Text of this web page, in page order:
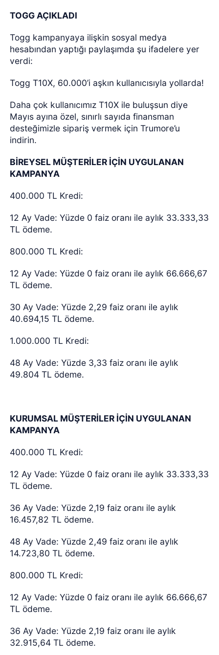
TOGG AÇIKLADI
Togg kampanyaya ilişkin sosyal medya
hesabından yaptığı paylaşımda şu ifadelere yer
verdi:
Togg T10X, 60.000’i aşkın kullanıcısıyla yollarda!
Daha çok kullanıcımız T10X ile buluşsun diye
Mayıs ayına özel, sınırlı sayıda finansman
desteğimizle sipariş vermek için Trumore’u
indirin.
BİREYSEL MÜŞTERİLER İÇİN UYGULANAN
KAMPANYA
400.000 TL Kredi:
12 Ay Vade: Yüzde 0 faiz oranı ile aylık 33.333,33
TL ödeme.
800.000 TL Kredi:
12 Ay Vade: Yüzde 0 faiz oranı ile aylık 66.666,67
TL ödeme.
30 Ay Vade: Yüzde 2,29 faiz oranı ile aylık
40.694,15 TL ödeme.
1.000.000 TL Kredi:
48 Ay Vade: Yüzde 3,33 faiz oranı ile aylık
49.804 TL ödeme.
KURUMSAL MÜŞTERİLER İÇİN UYGULANAN
KAMPANYA
400.000 TL Kredi:
12 Ay Vade: Yüzde 0 faiz oranı ile aylık 33.333,33
TL ödeme.
36 Ay Vade: Yüzde 2,19 faiz oranı ile aylık
16.457,82 TL ödeme.
48 Ay Vade: Yüzde 2,49 faiz oranı ile aylık
14.723,80 TL ödeme.
800.000 TL Kredi:
12 Ay Vade: Yüzde 0 faiz oranı ile aylık 66.666,67
TL ödeme.
36 Ay Vade: Yüzde 2,19 faiz oranı ile aylık
32.915,64 TL ödeme.